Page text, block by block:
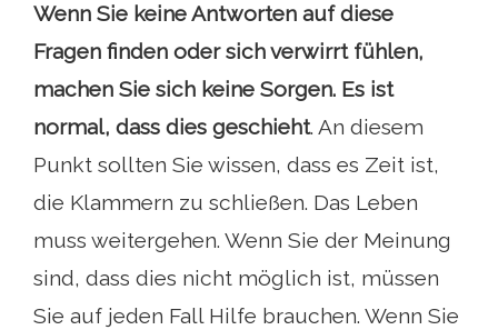
Wenn Sie keine Antworten auf diese
Fragen finden oder sich verwirrt fühlen,
machen Sie sich keine Sorgen. Es ist
normal, dass dies geschieht. An diesem
Punkt sollten Sie wissen, dass es Zeit ist,
die Klammern zu schließen. Das Leben
muss weitergehen. Wenn Sie der Meinung
sind, dass dies nicht möglich ist, müssen
Sie auf jeden Fall Hilfe brauchen. Wenn Sie